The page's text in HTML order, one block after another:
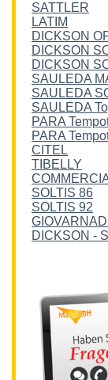
SATTLER
LATIM
DICKSON
DICKSON
DICKSON
SAULEDA
SAULEDA
SAULEDA
PARA
PARA
CITEL
TIBELLY
SOLTIS 86
SOLTIS 92
DICKSON -